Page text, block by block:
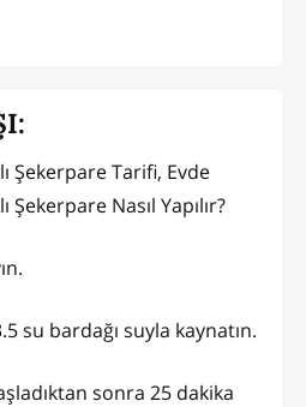
Şekerpare Tarifi, Evde
Şekerpare Nasıl Yapılır?
su bardağı suyla kaynatın.
sonra 25 dakika